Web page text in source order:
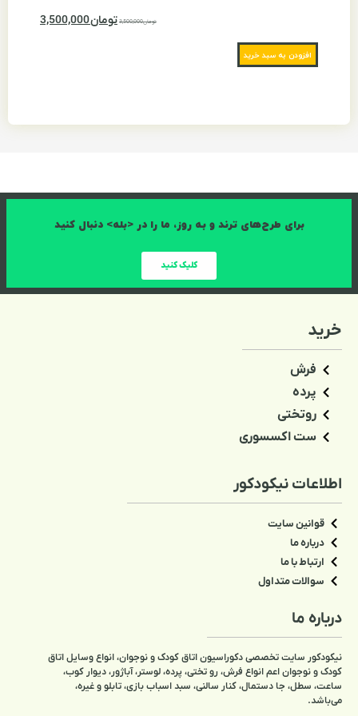
تومان تومان3,500,000
افزودن به سبد خرید
برای طرح‌های ترند و به روز، ما را در <بله> دنبال کنید
کلیک کنید
خرید
فرش
پرده
روتختی
ست اکسسوری
اطلاعات نیکودکور
قوانین سایت
درباره ما
ارتباط با ما
سوالات متداول
درباره ما
نیکودکور سایت تخصصی دکوراسیون اتاق کودک و نوجوان، انواع وسایل اتاق
کودک و نوجوان اعم انواع فرش، رو تختی، پرده، لوستر، آباژور، دیوار کوب،
ساعت، سطل، جا دستمال، کنار سالنی، سبد اسباب بازی، تابلو و غیره،
می‌باشد.